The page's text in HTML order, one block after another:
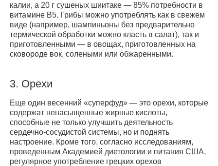
калии, а 20 г сушеных шиитаке — 85% потребности в
витамине В5. Грибы можно употреблять как в свежем
виде (например, шампиньоны без предварительно
термической обработки можно класть в салат), так и
приготовленными — в овощах, приготовленных на
сковороде вок, солеными или обжаренными.
3. Орехи
Еще один весенний «суперфуд» — это орехи, которые
содержат ненасыщенные жирные кислоты,
способные не только улучшить деятельность
сердечно-сосудистой системы, но и поднять
настроение. Кроме того, cогласно исследованиям,
проведенным Академией диетологии и питания США,
регулярное употребление грецких орехов